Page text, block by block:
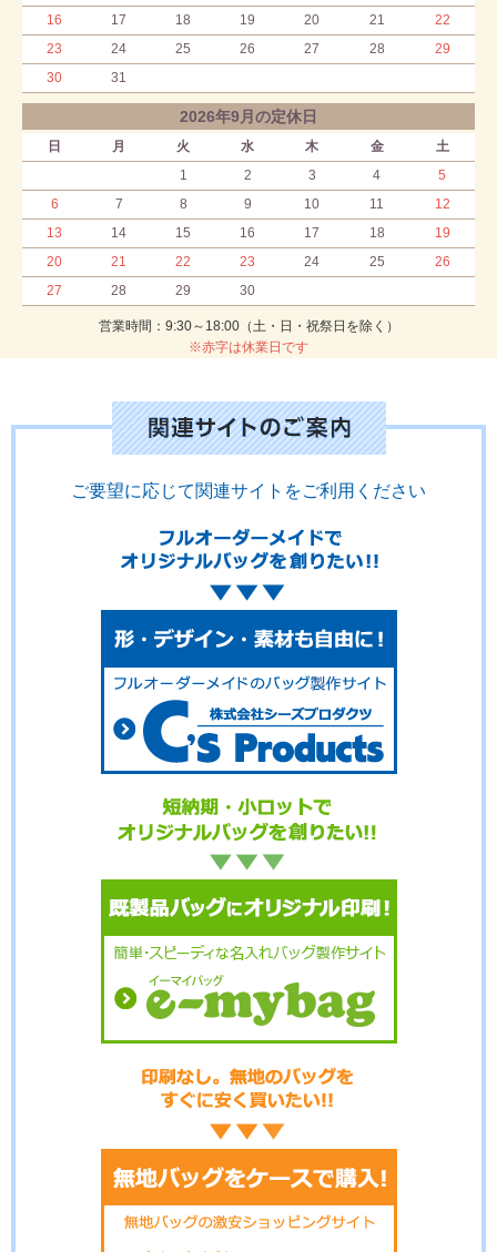
16
17 18 19 20 21
22
23
24 25 26 27 28
29
30
31
2026年9月の定休日
日 月 火 水 木 金
土
1
2 3 4
5
6
7 8 9 10 11
12
13
14 15 16 17 18
19
20
21 22 23 24 25
26
27
28 29 30
営業時間：9:30～18:00（土・日・祝祭日を除く）
※赤字は休業日です
ご要望に応じて関連サイトをご利用ください